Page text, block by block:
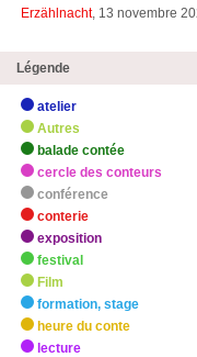
Erzählnacht, 13 novembre
Légende
atelier
Autres
balade contée
cercle des conteurs
conférence
conterie
exposition
festival
Film
formation, stage
heure du conte
lecture